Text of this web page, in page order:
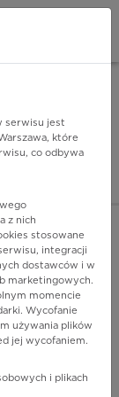
serwisu jest
które
co odbywa
z nich
stosowane
integracji
dostawców i w
marketingowych.
momencie
Wycofanie
używania plików
jej wycofaniem.
i plikach
INSTALUJ